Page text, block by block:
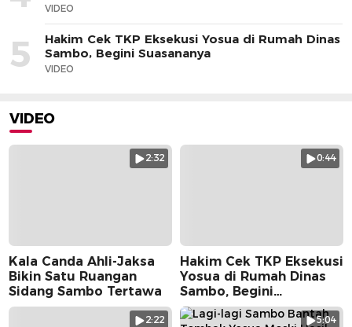
VIDEO
5
Hakim Cek TKP Eksekusi Yosua di Rumah Dinas
Sambo, Begini Suasananya
VIDEO
VIDEO
2:32
Kala Canda Ahli-Jaksa
Bikin Satu Ruangan
Sidang Sambo Tertawa
0:44
Hakim Cek TKP Eksekusi
Yosua di Rumah Dinas
Sambo, Begini
Suasananya
2:22 5:04